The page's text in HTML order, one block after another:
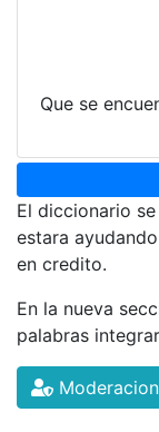
Que se
El diccionario
estara
en credito.
En la nueva
palabras
Moderacion